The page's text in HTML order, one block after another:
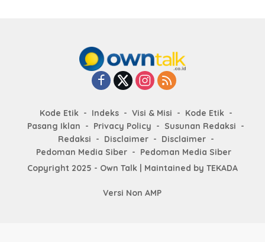
Kode Etik Indeks Visi & Misi
Kode Etik
Pasang Iklan
Privacy Policy
Susunan Redaksi
Redaksi
Disclaimer
Disclaimer
Pedoman Media Siber
Pedoman Media Siber
Copyright 2025 - Own Talk | Maintained by TEKADA
Versi Non AMP